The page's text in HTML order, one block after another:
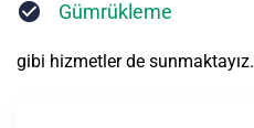
Gümrükleme
gibi hizmetler de sunmaktayız.